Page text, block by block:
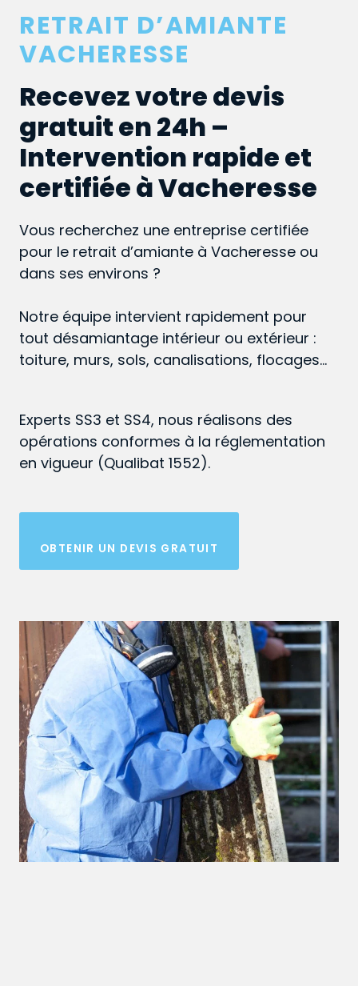
RETRAIT D’AMIANTE
VACHERESSE
Recevez votre devis
gratuit en 24h –
Intervention rapide et
certifiée à Vacheresse
Vous recherchez une entreprise certifiée
pour le retrait d’amiante à Vacheresse ou
dans ses environs ?
Notre équipe intervient rapidement pour
tout désamiantage intérieur ou extérieur :
toiture, murs, sols, canalisations, flocages…
Experts SS3 et SS4, nous réalisons des
opérations conformes à la réglementation
en vigueur (Qualibat 1552).
OBTENIR UN DEVIS GRATUIT